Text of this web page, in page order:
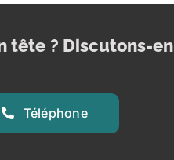
tête ? Discutons-
Téléphone